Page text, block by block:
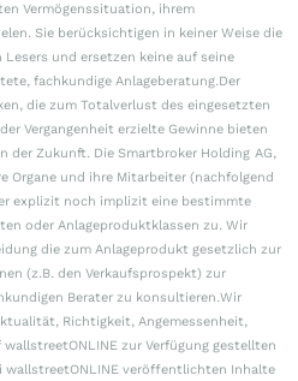
Vermögenssituation, ihrem
Sie berücksichtigen in keiner Weise die
und ersetzen keine auf seine
fachkundige Anlageberatung.Der
die zum Totalverlust des eingesetzten
Vergangenheit erzielte Gewinne bieten
der Zukunft. Die Smartbroker Holding AG,
Organe und ihre Mitarbeiter (nachfolgend
explizit noch implizit eine bestimmte
oder Anlageproduktklassen zu. Wir
die zum Anlageprodukt gesetzlich zur
(z.B. den Verkaufsprospekt) zur
Berater zu konsultieren.Wir
Richtigkeit, Angemessenheit,
zur Verfügung gestellten
wallstreetONLINE veröffentlichten Inhalte